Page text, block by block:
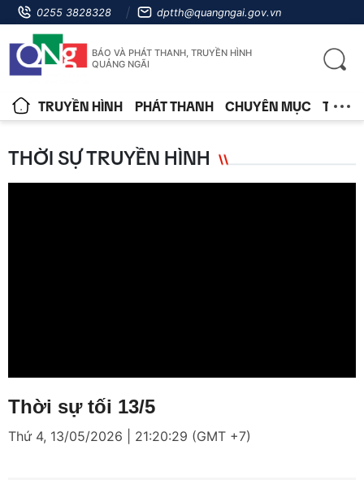
0255 3828328 dptth@quangngai.gov.vn
BÁO VÀ PHÁT THANH, TRUYỀN HÌNH
QUẢNG NGÃI
TRUYỀN HÌNH PHÁT THANH CHUYÊN MỤC TIN
THỜI SỰ TRUYỀN HÌNH
Thời sự tối 13/5
Thứ 4, 13/05/2026 | 21:20:29 (GMT +7)